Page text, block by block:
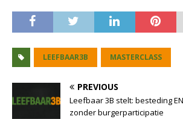
LEEFBAAR3B MASTERCLASS
PREVIOUS
Leefbaar 3B stelt: besteding
zonder burgerparticipatie